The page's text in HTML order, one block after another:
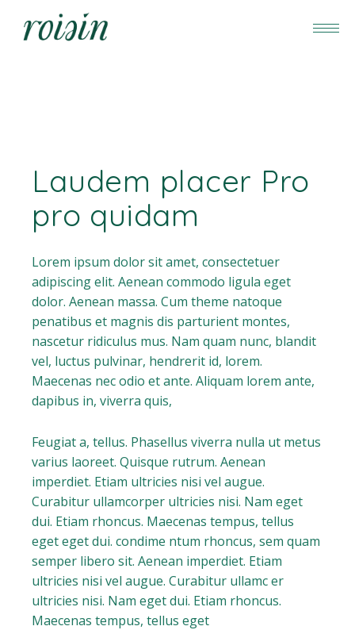
Laudem placer Pro
pro quidam
Lorem ipsum dolor sit amet, consectetuer
adipiscing elit. Aenean commodo ligula eget
dolor. Aenean massa. Cum theme natoque
penatibus et magnis dis parturient montes,
nascetur ridiculus mus. Nam quam nunc, blandit
vel, luctus pulvinar, hendrerit id, lorem.
Maecenas nec odio et ante. Aliquam lorem ante,
dapibus in, viverra quis,
Feugiat a, tellus. Phasellus viverra nulla ut metus
varius laoreet. Quisque rutrum. Aenean
imperdiet. Etiam ultricies nisi vel augue.
Curabitur ullamcorper ultricies nisi. Nam eget
dui. Etiam rhoncus. Maecenas tempus, tellus
eget eget dui. condime ntum rhoncus, sem quam
semper libero sit. Aenean imperdiet. Etiam
ultricies nisi vel augue. Curabitur ullamc er
ultricies nisi. Nam eget dui. Etiam rhoncus.
Maecenas tempus, tellus eget